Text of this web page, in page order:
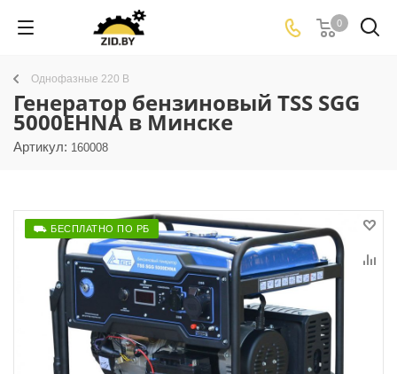
0
Однофазные 220 В
Генератор бензиновый TSS SGG
5000EHNA в Минске
Артикул: 160008
⛟ БЕСПЛАТНО ПО РБ